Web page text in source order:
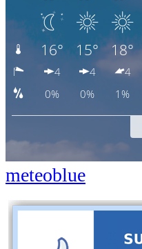
meteoblue